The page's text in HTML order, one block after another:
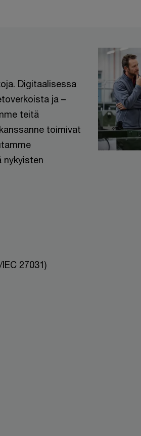
Digitaalisessa
ja –
teitä
toimivat
nykyisten
27031)